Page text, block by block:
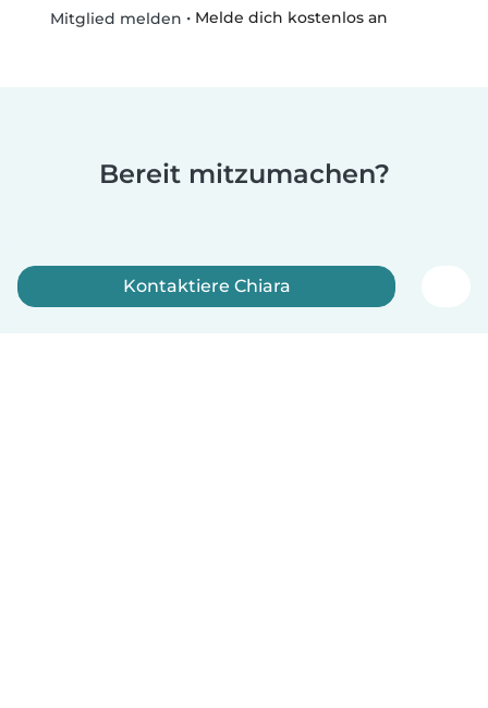
Mitglied melden • Melde dich kostenlos an
Bereit mitzumachen?
Kontaktiere Chiara